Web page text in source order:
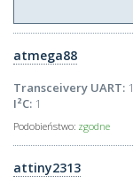
atmega88
Transceivery UART: 1
I²C: 1
Podobieństwo: zgodne
attiny2313